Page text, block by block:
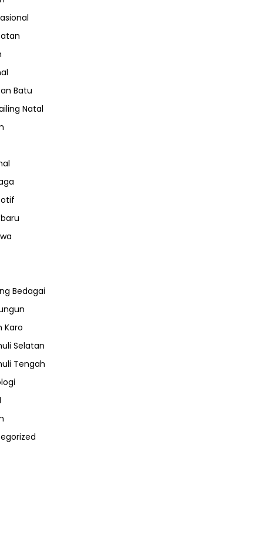
Batu
Natal
Bedagai
Karo
Selatan
Tengah